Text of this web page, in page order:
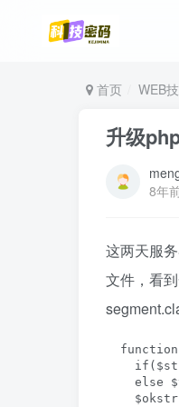
首页 WEB
升级
8年
这两天服
文件，看
else